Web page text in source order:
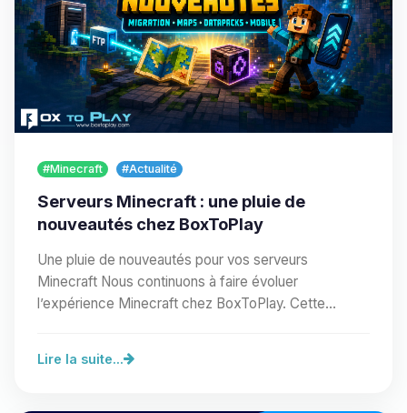
#Minecraft #Actualité
Serveurs Minecraft : une pluie de
nouveautés chez BoxToPlay
Une pluie de nouveautés pour vos serveurs
Minecraft Nous continuons à faire évoluer
l’expérience Minecraft chez BoxToPlay. Cette
Lire la suite...